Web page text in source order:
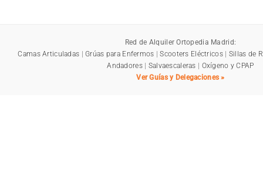
Red de Alquiler Ortopedia Madrid:
Camas Articuladas |Grúas para Enfermos |Scooters Eléctricos| Sillas de
Andadores| Salvaescaleras | Oxígeno y CPAP
Ver Guías y Delegaciones »